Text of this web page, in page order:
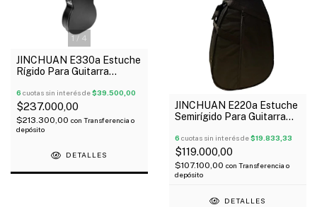
1/ 4
JINCHUAN E330a Estuche
Rígido Para Guitarra
Similcuero Negro
6 cuotas sin interés de$39.500,00
$237.000,00
$213.300,00 con Transferencia o
depósito
DETALLES
JINCHUAN E220a Estuche
Semirígido Para Guitarra
6 cuotas sin interés de$19.833,33
$119.000,00
$107.100,00 con Transferencia o
depósito
DETALLES